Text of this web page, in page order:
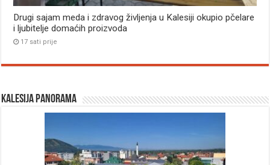
Drugi sajam meda i zdravog življenja u Kalesiji okupio pčelare
i ljubitelje domaćih proizvoda
17 sati prije
Kalesija panorama